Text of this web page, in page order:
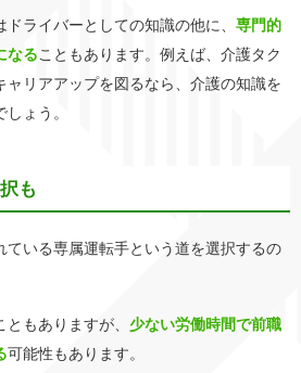
ライバーとしての知識の他に、 専門的
なることもあります。例えば、介護タク
ャリアアップを図るなら、介護の知識を
ょう。
も
ている専属運転手という道を選択するの
もありますが、 少ない労働時間で前職
可能性もあります。